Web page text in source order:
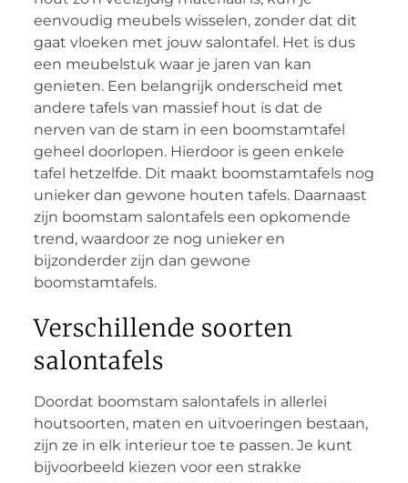
eenvoudig meubels wisselen, zonder dat dit
gaat vloeken met jouw salontafel. Het is dus
een meubelstuk waar je jaren van kan
genieten. Een belangrijk onderscheid met
andere tafels van massief hout is dat de
nerven van de stam in een boomstamtafel
geheel doorlopen. Hierdoor is geen enkele
tafel hetzelfde. Dit maakt boomstamtafels nog
unieker dan gewone houten tafels. Daarnaast
zijn boomstam salontafels een opkomende
trend, waardoor ze nog unieker en
bijzonderder zijn dan gewone
boomstamtafels.
Verschillende soorten
salontafels
Doordat boomstam salontafels in allerlei
houtsoorten, maten en uitvoeringen bestaan,
zijn ze in elk interieur toe te passen. Je kunt
bijvoorbeeld kiezen voor een strakke